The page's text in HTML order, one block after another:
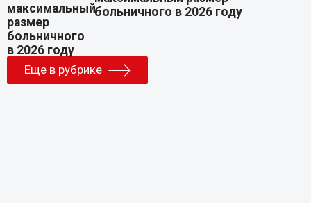
больничного в 2026 году
Еще в рубрике